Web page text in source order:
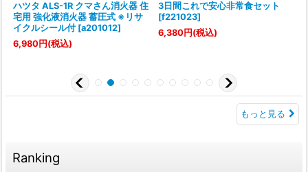
ハツタ ALS-1R クマさん消火器 住
宅用 強化液消火器 蓄圧式 ※リサ
イクルシール付 [a201012]
6,980円 (税込)
3日間これで安心非常食セット
[f221023]
6,380円 (税込)
もっと見る
Ranking